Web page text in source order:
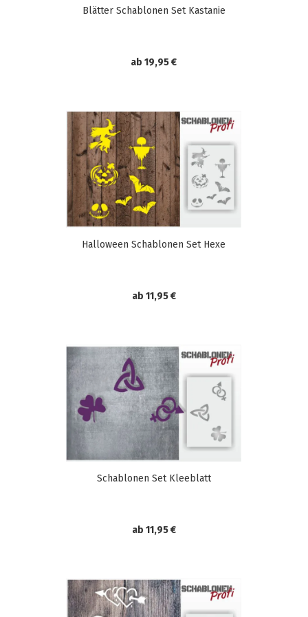
Blätter Schablonen Set Kastanie
ab 19,95 €
Halloween Schablonen Set Hexe
ab 11,95 €
Schablonen Set Kleeblatt
ab 11,95 €